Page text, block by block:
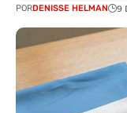
PORDENISSE HELMAN 9